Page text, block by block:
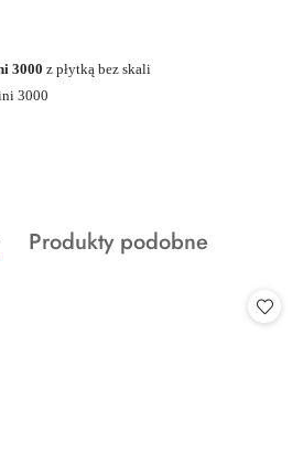
3000 z płytką bez skali
3000
Produkty
Produkty podobne